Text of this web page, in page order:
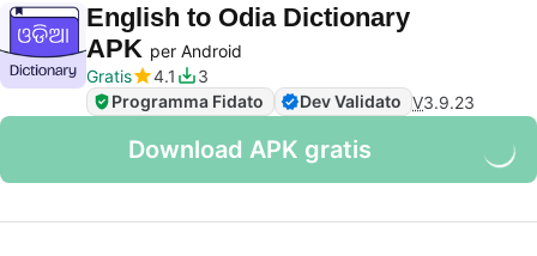
English to Odia Dictionary
APK per Android
Gratis
4.1
3
Programma Fidato
Dev Validato V3.9.23
Download APK gratis